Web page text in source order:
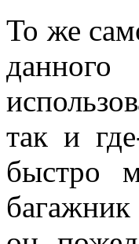
То же
так и
быстро
багажник